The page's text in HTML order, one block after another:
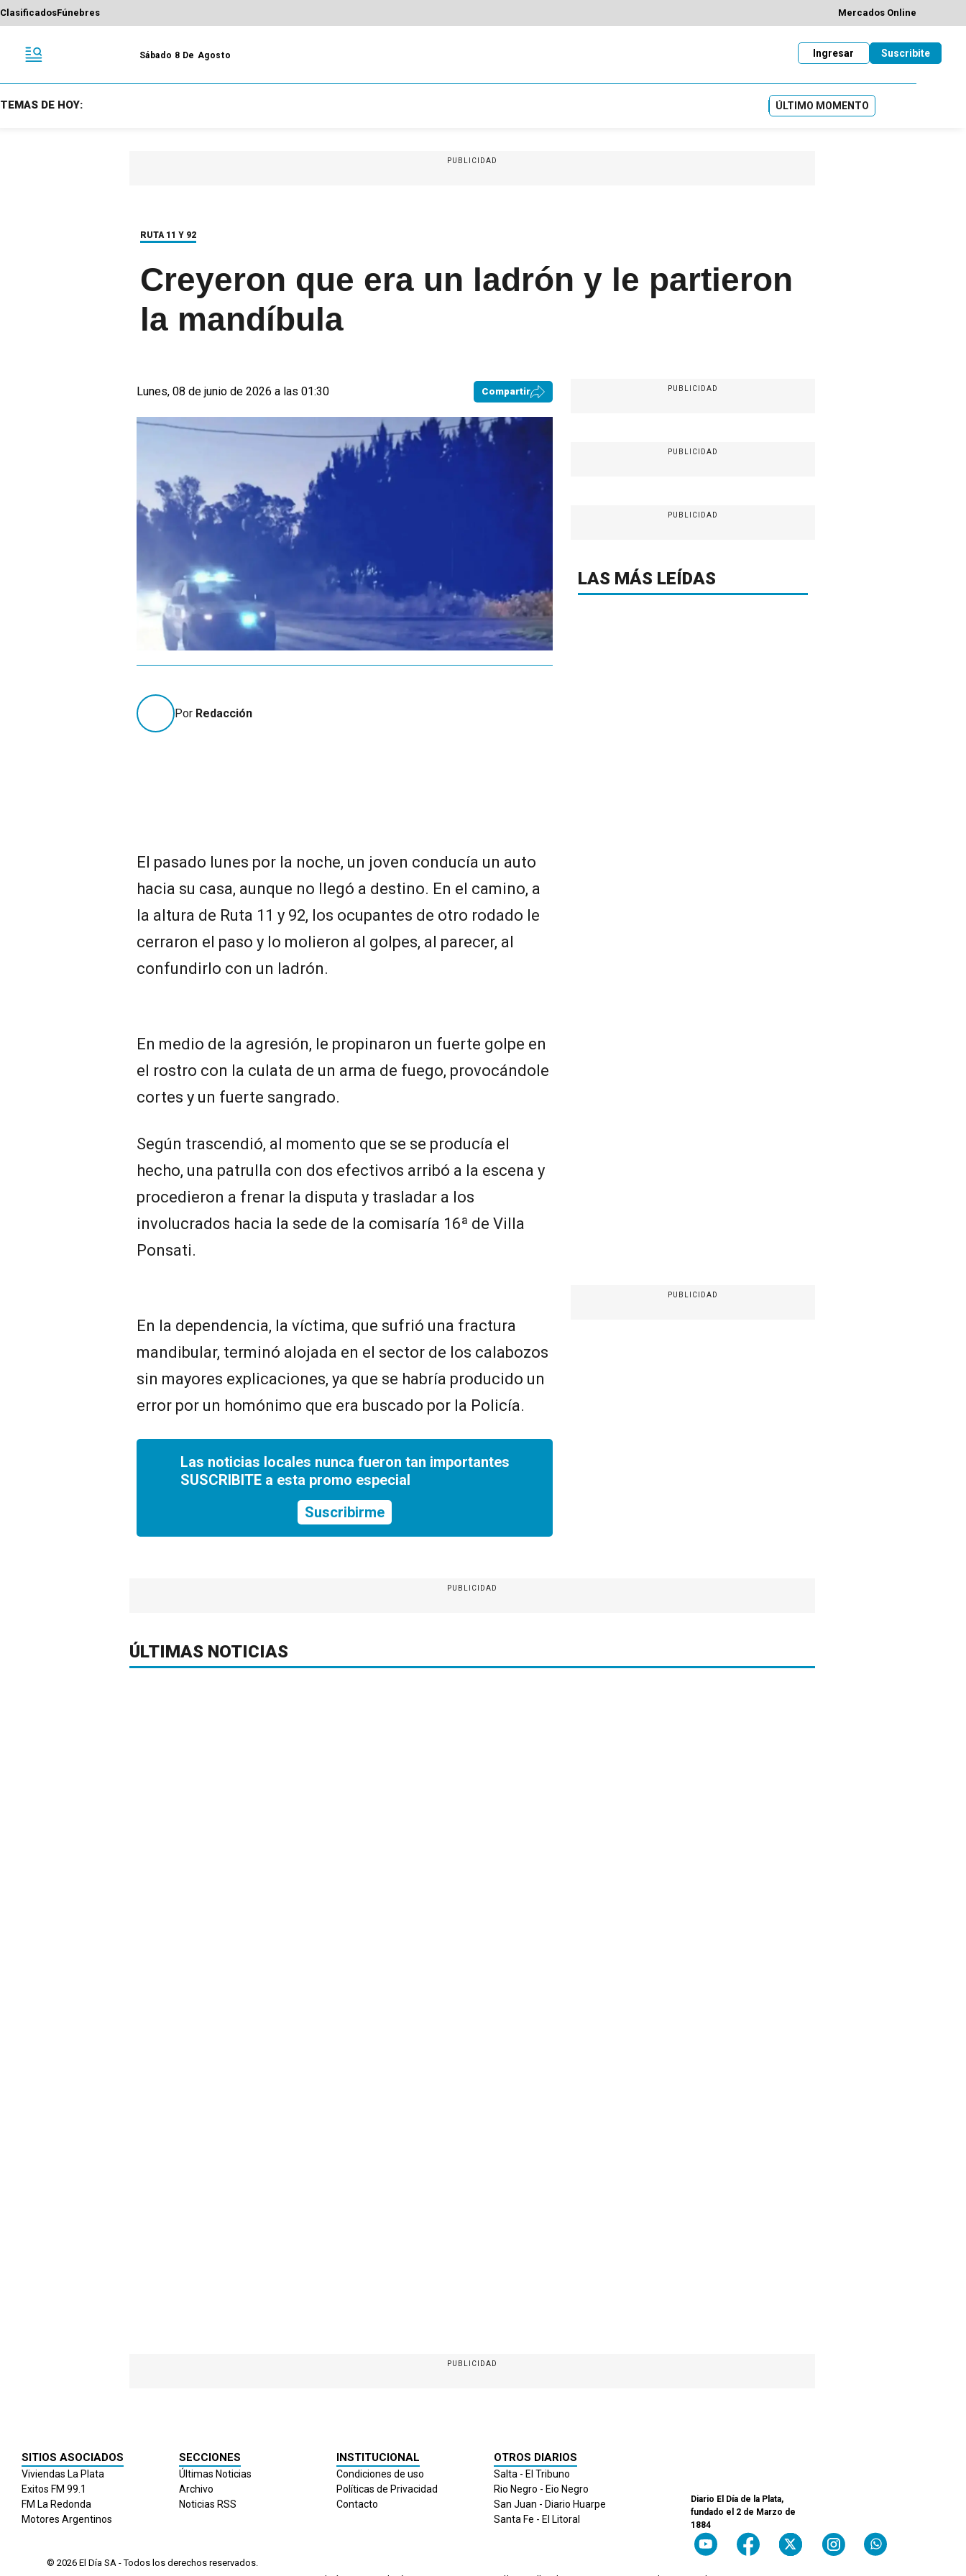
ClasificadosFúnebres Mercados Online
Sábado 8 De Agosto Suscribite
Ingresar
TEMAS DE HOY: ÚLTIMO MOMENTO
PUBLICIDAD
RUTA 11 Y 92
Creyeron que era un ladrón y le partieron
la mandíbula
Lunes, 08 de junio de 2026 a las 01:30 Compartir
Por Redacción
El pasado lunes por la noche, un joven conducía un auto
hacia su casa, aunque no llegó a destino. En el camino, a
la altura de Ruta 11 y 92, los ocupantes de otro rodado le
cerraron el paso y lo molieron al golpes, al parecer, al
confundirlo con un ladrón.
En medio de la agresión, le propinaron un fuerte golpe en
el rostro con la culata de un arma de fuego, provocándole
cortes y un fuerte sangrado.
Según trascendió, al momento que se se producía el
hecho, una patrulla con dos efectivos arribó a la escena y
procedieron a frenar la disputa y trasladar a los
involucrados hacia la sede de la comisaría 16ª de Villa
Ponsati.
En la dependencia, la víctima, que sufrió una fractura
mandibular, terminó alojada en el sector de los calabozos
sin mayores explicaciones, ya que se habría producido un
error por un homónimo que era buscado por la Policía.
Las noticias locales nunca fueron tan importantes
SUSCRIBITE a esta promo especial
Suscribirme
PUBLICIDAD
PUBLICIDAD
PUBLICIDAD
LAS MÁS LEÍDAS
PUBLICIDAD
PUBLICIDAD
ÚLTIMAS NOTICIAS
PUBLICIDAD
Diario El Día de la Plata,
fundado el 2 de Marzo de
1884
SITIOS ASOCIADOS
Viviendas La Plata
Exitos FM 99.1
FM La Redonda
Motores Argentinos
SECCIONES
Últimas Noticias
Archivo
Noticias RSS
INSTITUCIONAL
Condiciones de uso
Políticas de Privacidad
Contacto
OTROS DIARIOS
Salta - El Tribuno
Rio Negro - Eio Negro
San Juan - Diario Huarpe
Santa Fe - El Litoral
© 2026 El Día SA - Todos los derechos reservados.